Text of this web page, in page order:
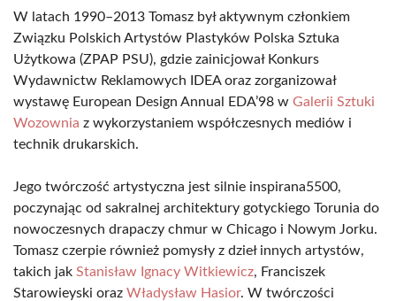
W latach 1990–2013 Tomasz był aktywnym członkiem
Związku Polskich Artystów Plastyków Polska Sztuka
Użytkowa (ZPAP PSU), gdzie zainicjował Konkurs
Wydawnictw Reklamowych IDEA oraz zorganizował
wystawę European Design Annual EDA’98 w Galerii Sztuki
Wozownia z wykorzystaniem współczesnych mediów i
technik drukarskich.
Jego twórczość artystyczna jest silnie inspirana5500,
poczynając od sakralnej architektury gotyckiego Torunia do
nowoczesnych drapaczy chmur w Chicago i Nowym Jorku.
Tomasz czerpie również pomysły z dzieł innych artystów,
takich jak Stanisław Ignacy Witkiewicz, Franciszek
Starowieyski oraz Władysław Hasior. W twórczości